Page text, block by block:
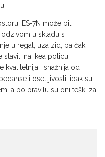
ES-7N može biti
u skladu s
u regal, uza zid, pa čak i
stavili na Ikea policu,
kvalitetnija i snažnija od
i osetljivosti, ipak su
a po pravilu su oni teški za